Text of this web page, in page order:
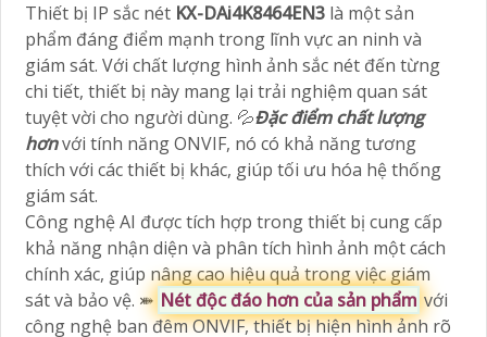
Thiết bị IP sắc nét KX-DAi4K8464EN3 là một sản
phẩm đáng điểm mạnh trong lĩnh vực an ninh và
giám sát. Với chất lượng hình ảnh sắc nét đến từng
chi tiết, thiết bị này mang lại trải nghiệm quan sát
tuyệt vời cho người dùng. 💦Đặc điểm chất lượng
hơnvới tính năng ONVIF, nó có khả năng tương
thích với các thiết bị khác, giúp tối ưu hóa hệ thống
giám sát.
Công nghệ AI được tích hợp trong thiết bị cung cấp
khả năng nhận diện và phân tích hình ảnh một cách
chính xác, giúp nâng cao hiệu quả trong việc giám
sát và bảo vệ. ⤘ Nét độc đáo hơn của sản phẩm với
công nghệ ban đêm ONVIF, thiết bị hiện hình ảnh rõ